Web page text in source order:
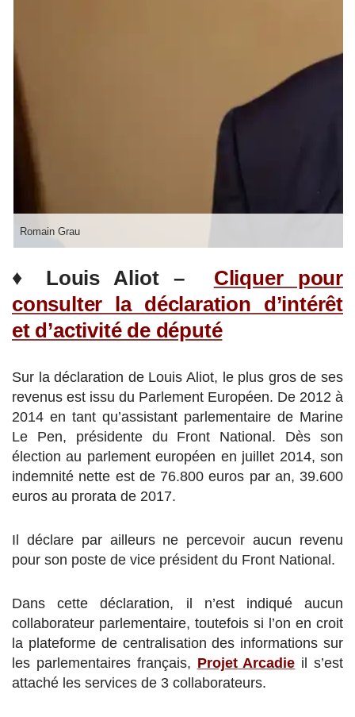
Romain Grau
♦ Louis Aliot –
Cliquer pour
consulter la déclaration d’intérêt
et d’activité de député
Sur la déclaration de Louis Aliot, le plus gros de ses
revenus est issu du Parlement Européen. De 2012 à
2014 en tant qu’assistant parlementaire de Marine
Le Pen, présidente du Front National. Dès son
élection au parlement européen en juillet 2014, son
indemnité nette est de 76.800 euros par an, 39.600
euros au prorata de 2017.
Il déclare par ailleurs ne percevoir aucun revenu
pour son poste de vice président du Front National.
Dans cette déclaration, il n’est indiqué aucun
collaborateur parlementaire, toutefois si l’on en croit
la plateforme de centralisation des informations sur
les parlementaires français, Projet Arcadie il s’est
attaché les services de 3 collaborateurs.